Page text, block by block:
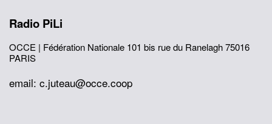
Radio PiLi
OCCE | Fédération Nationale 101 bis rue du Ranelagh75016
PARIS
email: c.juteau@occe.coop